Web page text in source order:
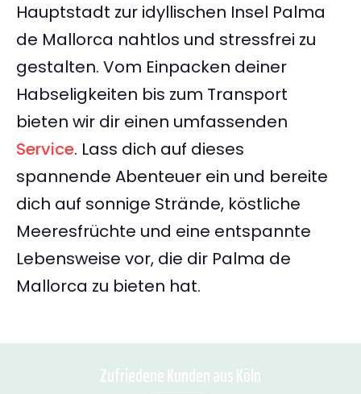
Hauptstadt zur idyllischen Insel Palma
de Mallorca nahtlos und stressfrei zu
gestalten. Vom Einpacken deiner
Habseligkeiten bis zum Transport
bieten wir dir einen umfassenden
Service. Lass dich auf dieses
spannende Abenteuer ein und bereite
dich auf sonnige Strände, köstliche
Meeresfrüchte und eine entspannte
Lebensweise vor, die dir Palma de
Mallorca zu bieten hat.
Zufriedene Kunden aus Köln